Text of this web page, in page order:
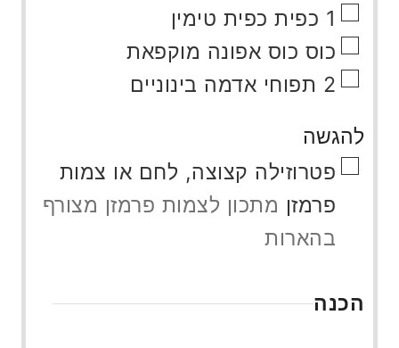
▢
1 כפית כפית טימין
▢ כוס כוס אפונה מוקפאת
▢
2 תפוחי אדמה בינוניים
להגשה
▢ פטרוזילה קצוצה, לחם או צמות
פרמזן מתכון לצמות פרמזן מצורף
בהארות
הכנה